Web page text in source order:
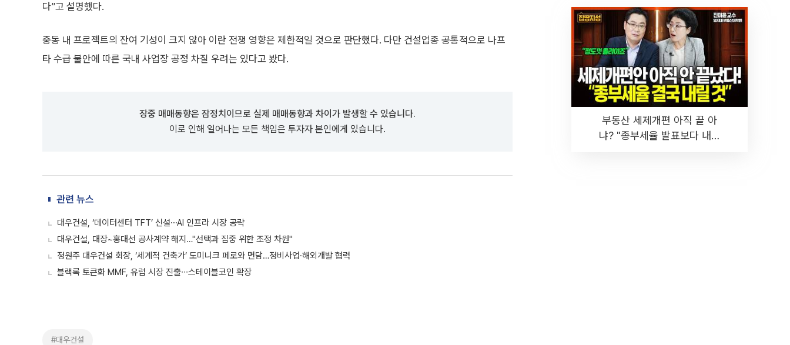
다”고 설명했다.
중동 내 프로젝트의 잔여 기성이 크지 않아 이란 전쟁 영향은 제한적일 것으로 판단했다. 다만 건설업종 공통적으로 나프
타 수급 불안에 따른 국내 사업장 공정 차질 우려는 있다고 봤다.
장중 매매동향은 잠정치이므로 실제 매매동향과 차이가 발생할 수 있습니다.
이로 인해 일어나는 모든 책임은 투자자 본인에게 있습니다.
관련 뉴스
대우건설, ‘데이터센터 TFT’ 신설⋯AI 인프라 시장 공략
대우건설, 대장~홍대선 공사계약 해지…"선택과 집중 위한 조정 차원"
정원주 대우건설 회장, ‘세계적 건축가’ 도미니크 페로와 면담…정비사업·해외개발 협력
블랙록 토큰화 MMF, 유럽 시장 진출∙∙∙스테이블코인 확장
#대우건설
부동산 세제개편 아직 끝 아
냐? "종부세율 발표보다 내릴